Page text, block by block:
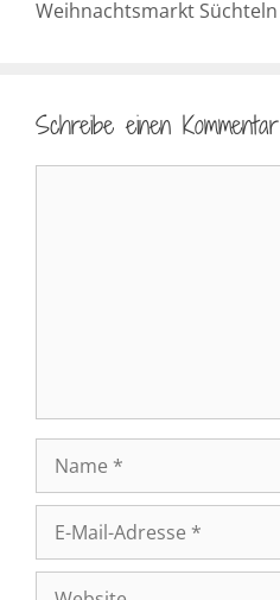
Weihnachtsmarkt
Schreibe einen Kommentar
Mail-
Adresse
Website